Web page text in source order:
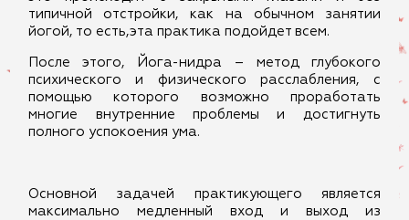
типичной отстройки, как на обычном занятии
йогой, то есть,эта практика подойдет всем.
После этого, Йога-нидра – метод глубокого
психического и физического расслабления, с
помощью которого возможно проработать
многие внутренние проблемы и достигнуть
полного успокоения ума.
Основной задачей практикующего является
максимально медленный вход и выход из